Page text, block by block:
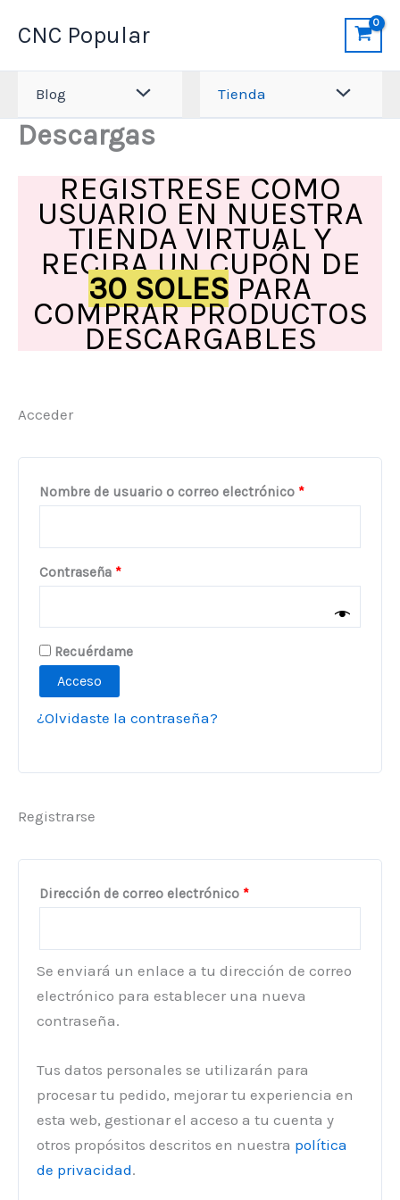
CNC Popular
Blog Tienda
Descargas
REGISTRESE COMO
USUARIO EN NUESTRA
TIENDA VIRTUAL Y
RECIBA UN CUPÓN DE
30 SOLES PARA
COMPRAR PRODUCTOS
DESCARGABLES
Acceder
Nombre de usuario o correo electrónico *Obligatorio
Contraseña *Obligatorio
Recuérdame
Acceso
¿Olvidaste la contraseña?
Registrarse
Dirección de correo electrónico *Obligatorio
Se enviará un enlace a tu dirección de correo
electrónico para establecer una nueva
contraseña.
Tus datos personales se utilizarán para
procesar tu pedido, mejorar tu experiencia en
esta web, gestionar el acceso a tu cuenta y
otros propósitos descritos en nuestra política
de privacidad.